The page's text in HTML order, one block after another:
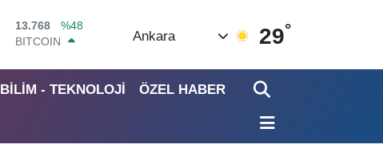
BITCOIN
64.602,05
EURO
Ankara 29°
BİLİM - TEKNOLOJİ ÖZEL HABER